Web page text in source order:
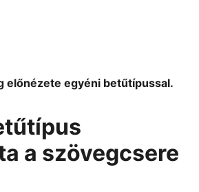
előnézete egyéni betűtípussal.
a szövegcsere